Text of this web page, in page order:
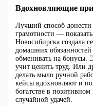
Вдохновляющие
Лучший способ донести
грамотности —
Новосибирска создала
домашних
обменивать на бонусы.
учит ценить труд. Или
делать мыло ручной
кейсы вдохновляют и
богатстве в
случайной удачей.